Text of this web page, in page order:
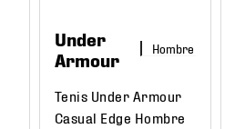
Under
Armour
Hombre
Tenis Under Armour
Casual Edge Hombre